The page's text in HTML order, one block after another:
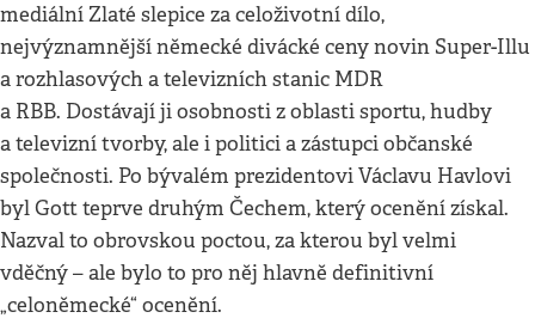
mediální Zlaté slepice za celoživotní dílo,
nejvýznamnější německé divácké ceny novin Super-Illu
a rozhlasových a televizních stanic MDR
a RBB. Dostávají ji osobnosti z oblasti sportu, hudby
a televizní tvorby, ale i politici a zástupci občanské
společnosti. Po bývalém prezidentovi Václavu Havlovi
byl Gott teprve druhým Čechem, který ocenění získal.
Nazval to obrovskou poctou, za kterou byl velmi
vděčný – ale bylo to pro něj hlavně definitivní
„celoněmecké“ ocenění.